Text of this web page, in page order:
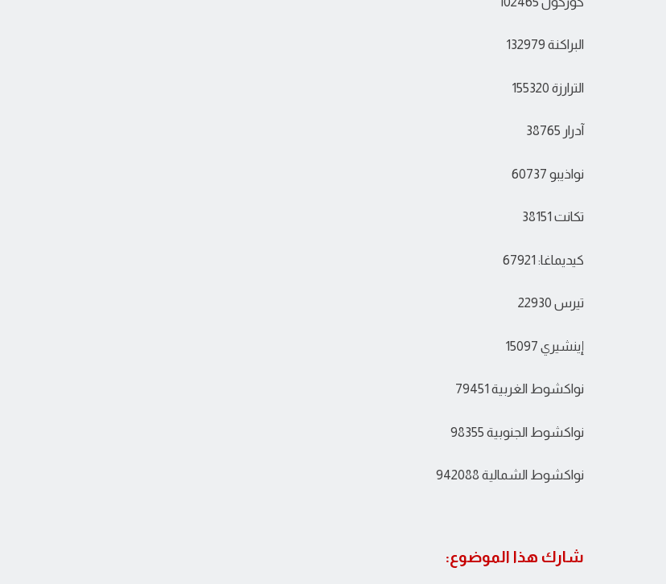
البراكنة 132979
الترارزة 155320
آدرار 38765
نواذيبو 60737
تكانت 38151
كيديماغا: 67921
تيرس 22930
إينشيري 15097
نواكشوط الغربية 79451
نواكشوط الجنوبية 98355
نواكشوط الشمالية 942088
شارك هذا الموضوع: